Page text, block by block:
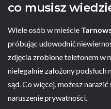
co musisz
Wiele osób w mieście
próbując udowodnić
zdjęcia zrobione telefonem w
nielegalnie założony
sąd. Co więcej, możesz
naruszenie prywatności.